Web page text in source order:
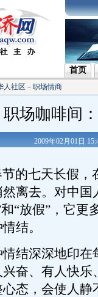
首页
人社区 － 职场情商
职场咖啡间
2009年02月01日
的七天长假，
离去。对中
“放假”，它
结。
深深地印在
奋、有人快
态，会使人